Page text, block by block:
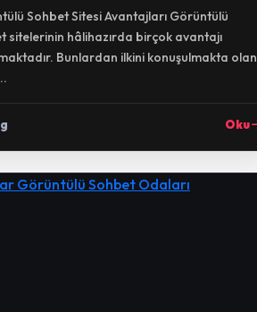
Sohbet Sitesi Avantajları Görüntülü
sitelerinin hâlihazırda birçok avantajı
Bunlardan ilkini konuşulmakta olan
Oku